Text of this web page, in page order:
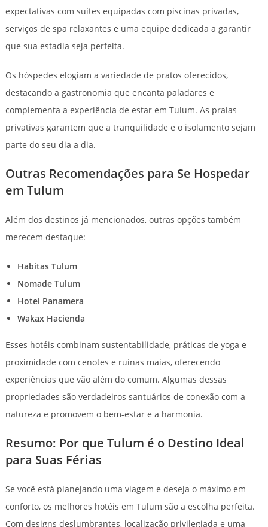
expectativas com suítes equipadas com piscinas privadas,
serviços de spa relaxantes e uma equipe dedicada a garantir
que sua estadia seja perfeita.
Os hóspedes elogiam a variedade de pratos oferecidos,
destacando a gastronomia que encanta paladares e
complementa a experiência de estar em Tulum. As praias
privativas garantem que a tranquilidade e o isolamento sejam
parte do seu dia a dia.
Outras Recomendações para Se Hospedar
em Tulum
Além dos destinos já mencionados, outras opções também
merecem destaque:
Habitas Tulum
Nomade Tulum
Hotel Panamera
Wakax Hacienda
Esses hotéis combinam sustentabilidade, práticas de yoga e
proximidade com cenotes e ruínas maias, oferecendo
experiências que vão além do comum. Algumas dessas
propriedades são verdadeiros santuários de conexão com a
natureza e promovem o bem-estar e a harmonia.
Resumo: Por que Tulum é o Destino Ideal
para Suas Férias
Se você está planejando uma viagem e deseja o máximo em
conforto, os melhores hotéis em Tulum são a escolha perfeita.
Com designs deslumbrantes, localização privilegiada e uma